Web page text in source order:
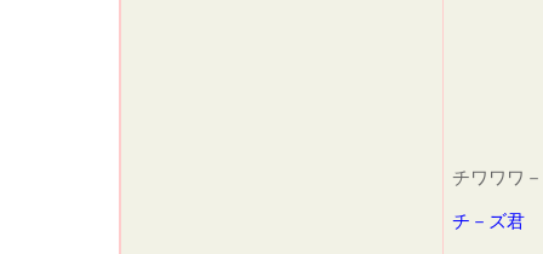
チワワワ
チ－ズ君